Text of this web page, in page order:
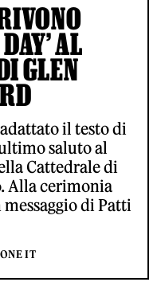
AL
GLEN
il testo di
saluto al
Cattedrale di
Alla cerimonia
di Patti
IT